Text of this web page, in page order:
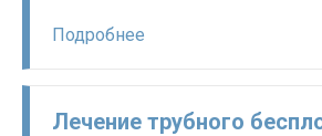
Подробнее
Лечение трубного